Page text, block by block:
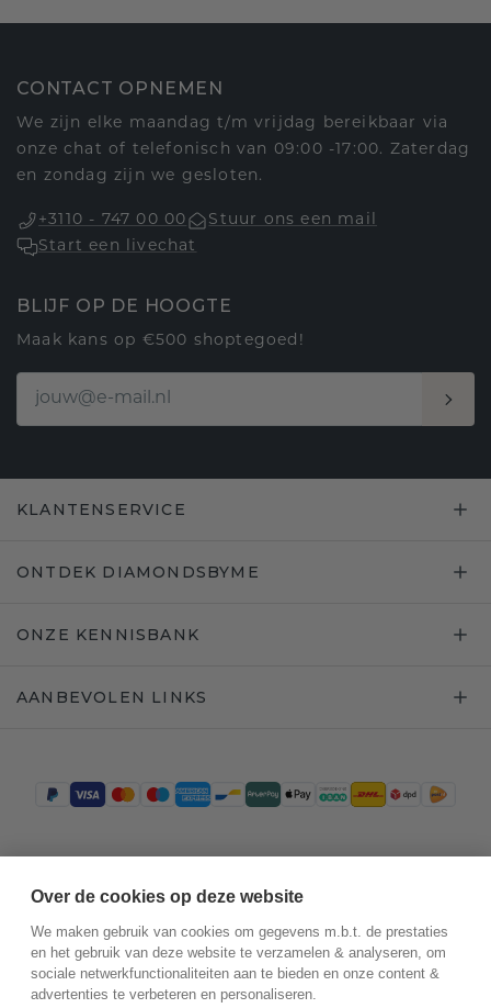
CONTACT OPNEMEN
We zijn elke maandag t/m vrijdag bereikbaar via
onze chat of telefonisch van 09:00 -17:00. Zaterdag
en zondag zijn we gesloten.
+3110 - 747 00 00
Stuur ons een mail
Start een livechat
BLIJF OP DE HOOGTE
Maak kans op €500 shoptegoed!
KLANTENSERVICE
ONTDEK DIAMONDSBYME
ONZE KENNISBANK
AANBEVOLEN LINKS
Over de cookies op deze website
We maken gebruik van cookies om gegevens m.b.t. de prestaties
en het gebruik van deze website te verzamelen & analyseren, om
sociale netwerkfunctionaliteiten aan te bieden en onze content &
advertenties te verbeteren en personaliseren.